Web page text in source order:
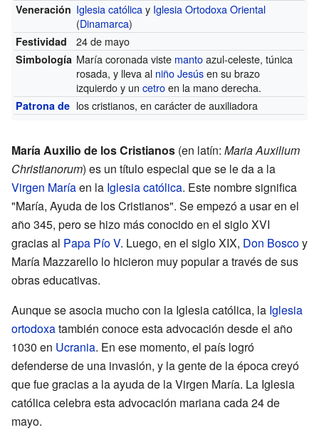
Veneración Iglesia católicay Iglesia Ortodoxa Oriental
(Dinamarca)
Festividad 24 de mayo
Simbología María coronada viste mantoazul-celeste, túnica
rosada, y lleva al niño Jesúsen su brazo
izquierdo y uncetroen la mano derecha.
Patrona de los cristianos, en carácter de auxiliadora
María Auxilio de los Cristianos (en latín: Maria Auxilium
Christianorum) es un título especial que se le da a la
Virgen Maríaen la Iglesia católica. Este nombre significa
"María, Ayuda de los Cristianos". Se empezó a usar en el
año 345, pero se hizo más conocido en el siglo XVI
gracias al Papa Pío V. Luego, en el siglo XIX, Don Boscoy
María Mazzarello lo hicieron muy popular a través de sus
obras educativas.
Aunque se asocia mucho con la Iglesia católica, la Iglesia
ortodoxatambién conoce esta advocación desde el año
1030 en Ucrania. En ese momento, el país logró
defenderse de una invasión, y la gente de la época creyó
que fue gracias a la ayuda de la Virgen María. La Iglesia
católica celebra esta advocación mariana cada 24 de
mayo.